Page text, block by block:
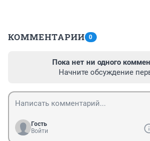
КОММЕНТАРИИ 0
Пока нет ни одного
Начните обсуждение
Гость
Войти